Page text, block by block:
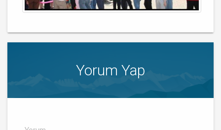
Yorum Yap